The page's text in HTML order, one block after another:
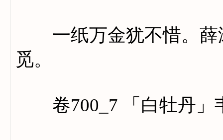
一纸万金犹不惜。薛
觅。
卷700_7 「白牡丹」